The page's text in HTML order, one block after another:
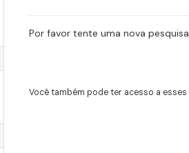
Por favor tente uma nova
Você também pode ter acesso a